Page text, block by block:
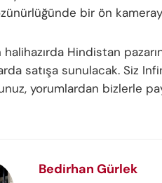
bir ön
halihazırda Hindistan
satışa sunulacak. Siz
yorumlardan bizlerle
Bedirhan Gürlek